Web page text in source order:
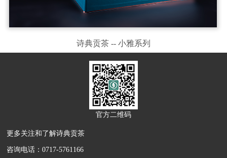
诗典贡茶 -- 小雅系列
官方二维码
更多关注和了解诗典贡茶
咨询电话：0717-5761166